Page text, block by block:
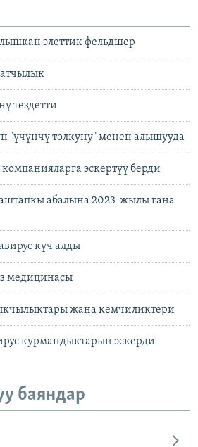
элеттик фельдшер
тездетти
"үчүнчү толкуну" менен алышууда
эскертүү берди
абалына 2023-жылы гана
күч алды
медицинасы
жана кемчиликтери
курмандыктарын эскерди
баяндар